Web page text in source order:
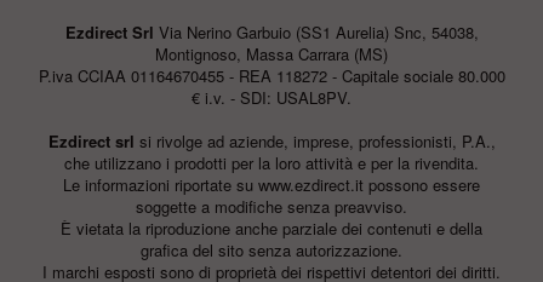
Ezdirect Srl Via Nerino Garbuio (SS1 Aurelia) Snc, 54038,
Montignoso, Massa Carrara (MS)
P.iva CCIAA 01164670455 - REA 118272 - Capitale sociale 80.000
€ i.v. - SDI: USAL8PV.
Ezdirect srl si rivolge ad aziende, imprese, professionisti, P.A.,
che utilizzano i prodotti per la loro attività e per la rivendita.
Le informazioni riportate su www.ezdirect.it possono essere
soggette a modifiche senza preavviso.
È vietata la riproduzione anche parziale dei contenuti e della
grafica del sito senza autorizzazione.
I marchi esposti sono di proprietà dei rispettivi detentori dei diritti.